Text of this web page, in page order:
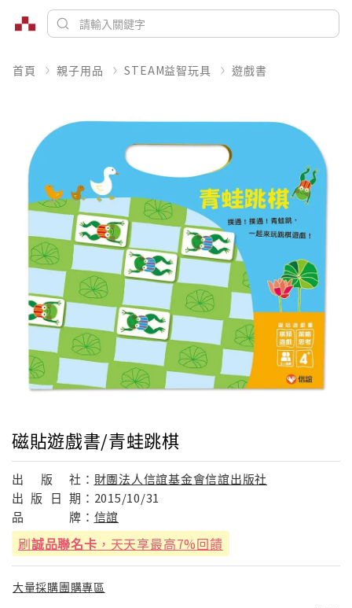
首頁 親子用品 STEAM益智玩具 遊戲書
磁貼遊戲書/青蛙跳棋
出 版 社： 財團法人信誼基金會信誼出版社
出 版 日 期： 2015/10/31
品
牌： 信誼
刷誠品聯名卡 ，天天享最高7%回饋
大量採購團購專區